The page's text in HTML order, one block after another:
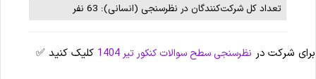
تعداد کل شرکت‌کنندگان در نظرسنجی (انسانی): 63 نفر
شرکت در نظرسنجی سطح سوالات کنکور تیر 1404 کلیک کنید ✅